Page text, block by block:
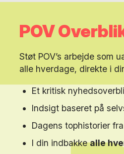
POV
Støt POV’s arbejde som
alle hverdage, direkte i
Et kritisk
Indsigt baseret på
Dagens tophistorier
I din indbakkealle